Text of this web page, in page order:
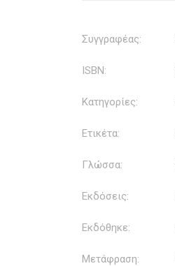
Συγγραφέας:
ISBN:
Κατηγορίες:
Ετικέτα:
Γλώσσα:
Εκδόσεις:
Εκδόθηκε:
Μετάφραση: